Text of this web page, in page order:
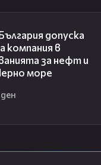
допуска
компания в
за нефт и
море